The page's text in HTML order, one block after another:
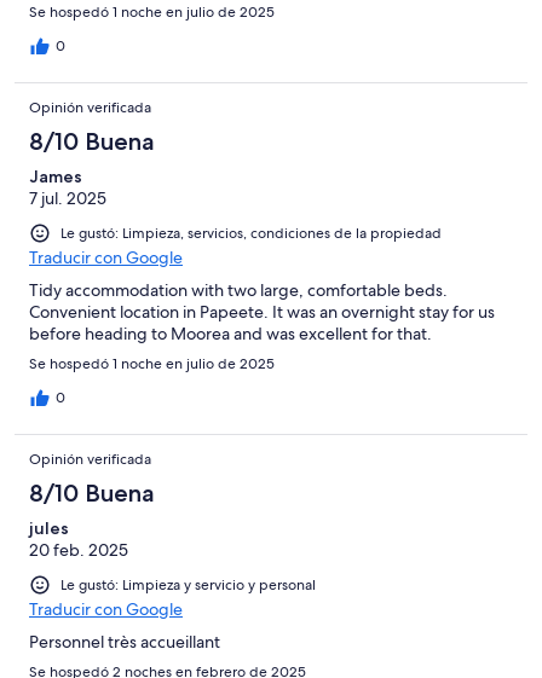
Se hospedó 1 noche en julio de 2025
0
Opinión verificada
8/10 Buena
James
7 jul. 2025
Le gustó: Limpieza, servicios, condiciones de la propiedad
Traducir con Google
Tidy accommodation with two large, comfortable beds.
Convenient location in Papeete. It was an overnight stay for us
before heading to Moorea and was excellent for that.
Se hospedó 1 noche en julio de 2025
0
Opinión verificada
8/10 Buena
jules
20 feb. 2025
Le gustó: Limpieza y servicio y personal
Traducir con Google
Personnel très accueillant
Se hospedó 2 noches en febrero de 2025